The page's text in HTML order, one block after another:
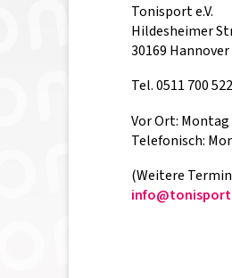
Tonisport e.V.
Hildesheimer
30169 Hannover
Tel. 0511 700
Vor Ort: Montag
Telefonisch:
(Weitere